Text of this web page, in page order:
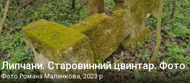
Липчани. Старовинний цвинтар. Фото
Фото Романа Маленкова, 2023 р.